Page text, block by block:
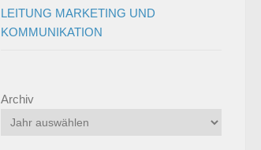
LEITUNG MARKETING UND
KOMMUNIKATION
Archiv